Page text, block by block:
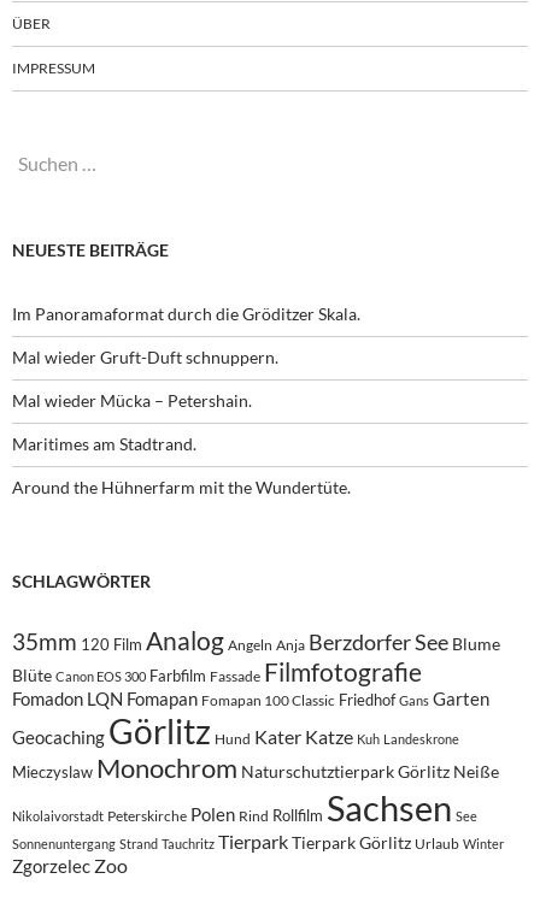
ÜBER
IMPRESSUM
Suchen
NEUESTE BEITRÄGE
Im Panoramaformat durch die Gröditzer Skala.
Mal wieder Gruft-Duft schnuppern.
Mal wieder Mücka – Petershain.
Maritimes am Stadtrand.
Around the Hühnerfarm mit the Wundertüte.
SCHLAGWÖRTER
35mm 120 Film Analog Angeln Anja Berzdorfer See Blume
Blüte Canon EOS 300 Farbfilm Fassade Filmfotografie
Fomadon LQN Fomapan Fomapan 100 Classic Friedhof Gans Garten
Geocaching Görlitz Hund Kater Katze Kuh Landeskrone
Mieczyslaw Monochrom Naturschutztierpark Görlitz Neiße
Nikolaivorstadt Peterskirche Polen Rind Rollfilm Sachsen See
Sonnenuntergang Strand Tauchritz TierparkTierpark Görlitz Urlaub Winter
Zgorzelec Zoo